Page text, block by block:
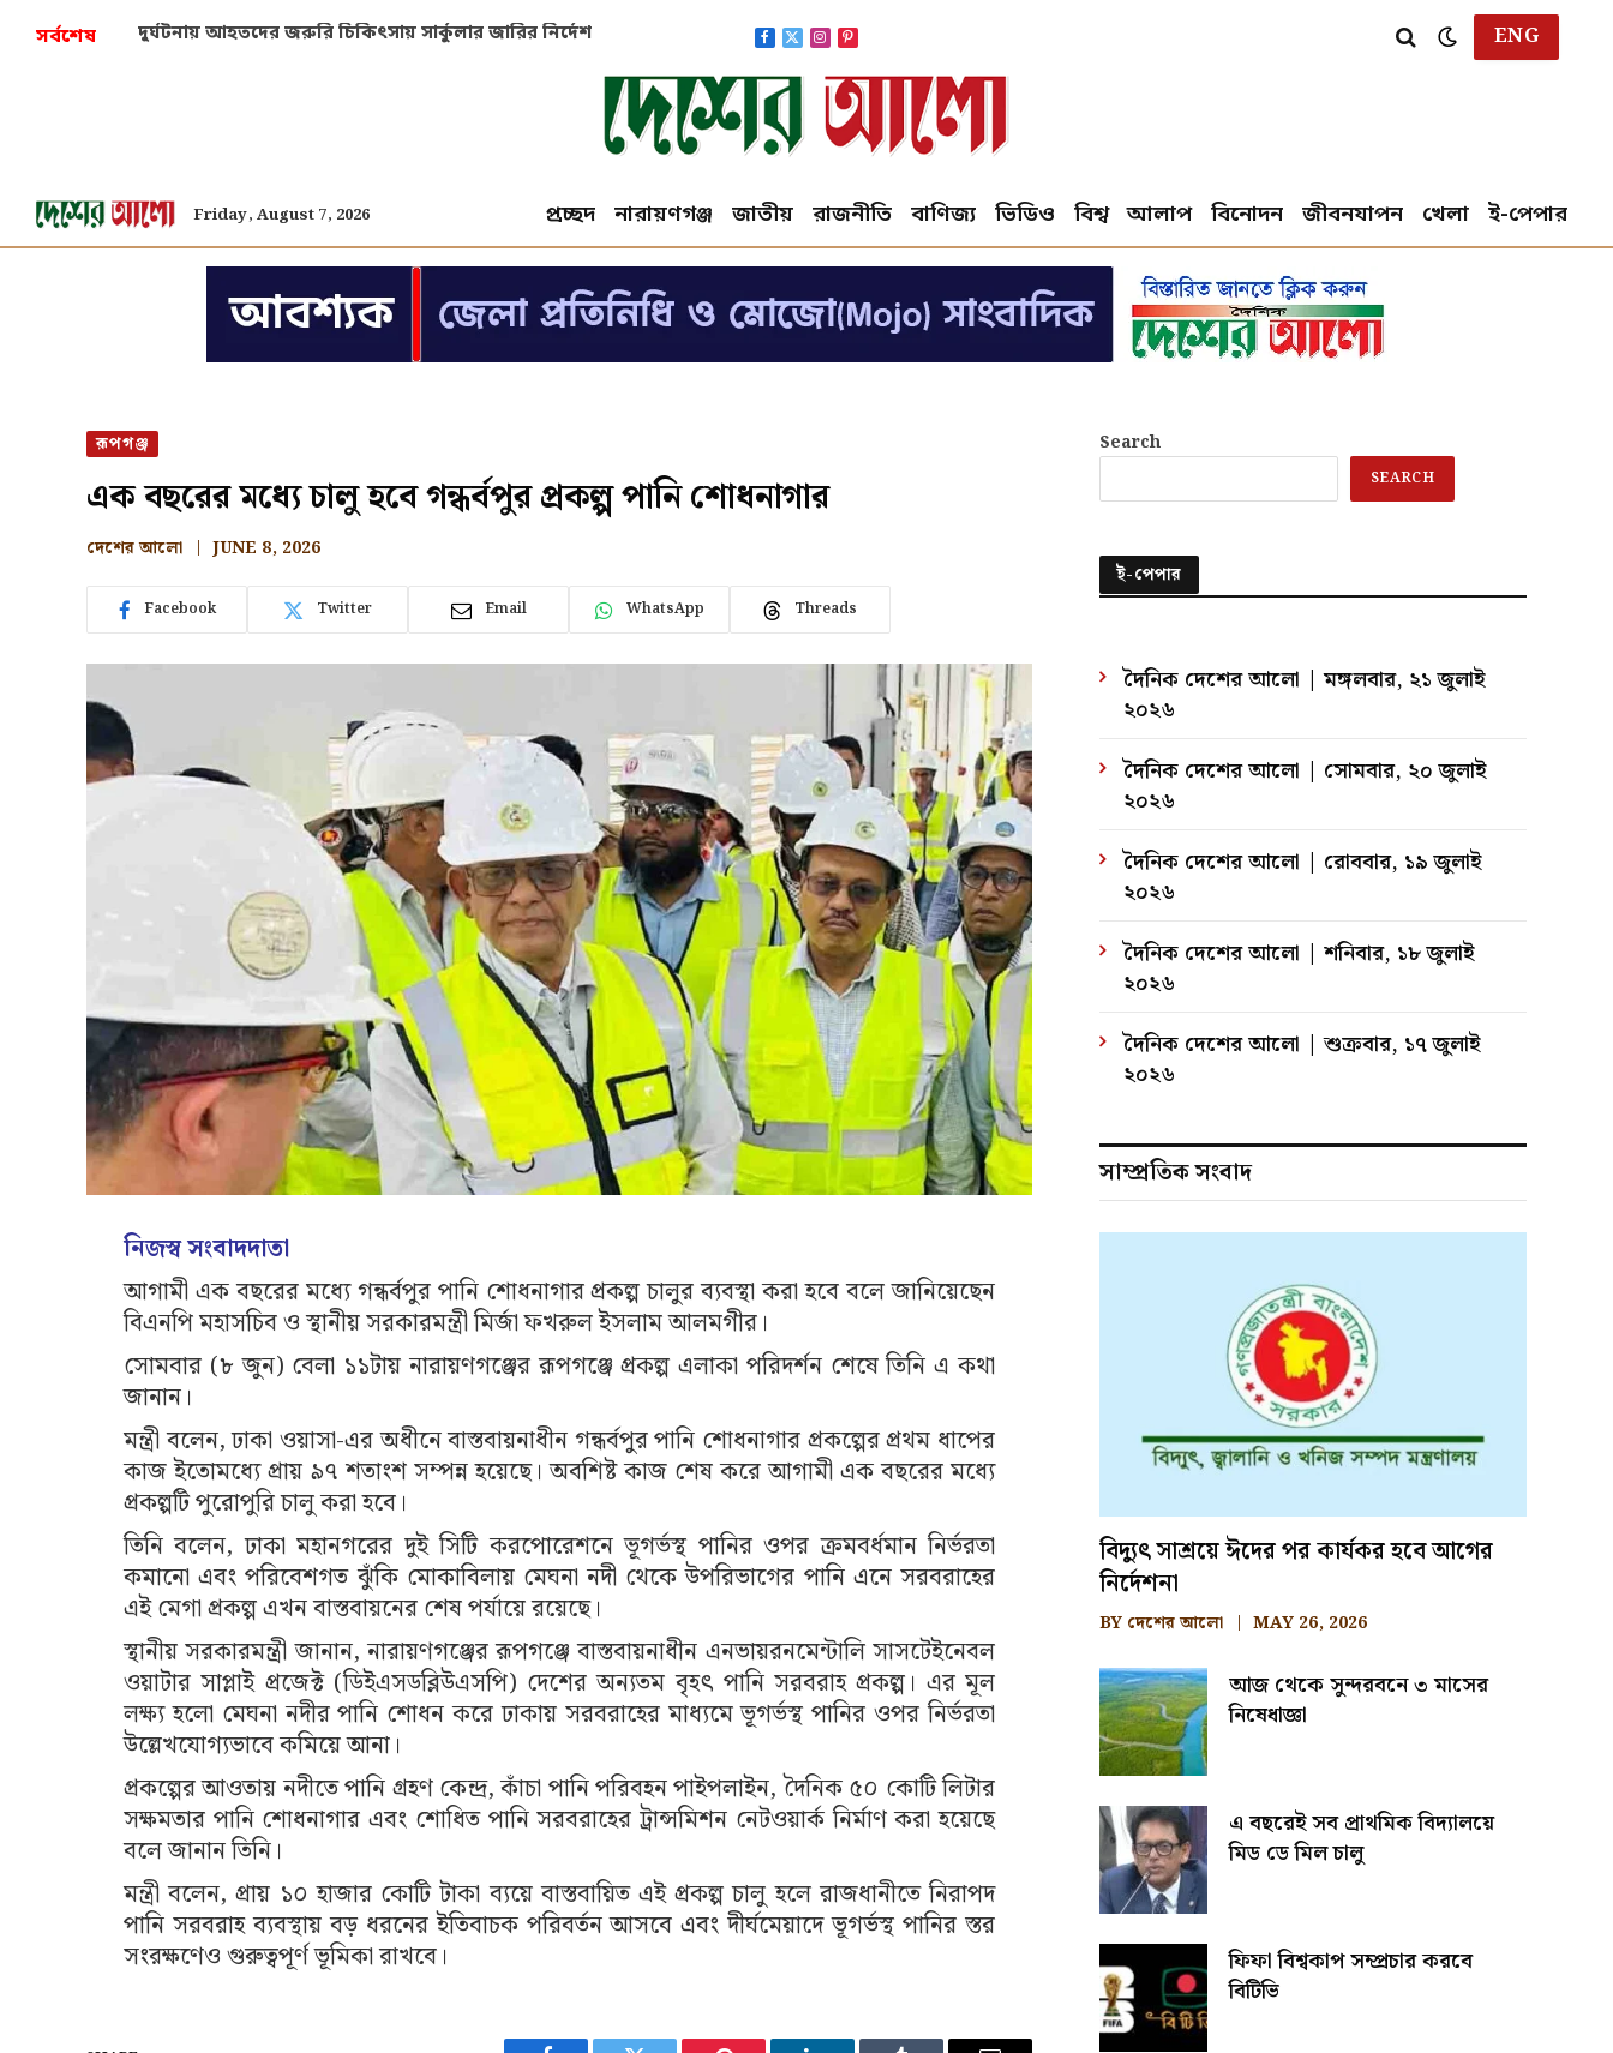
সর্বশেষ দুর্ঘটনায় আহতদের জরুরি চিকিৎসায় সার্কুলার জারির নির্দেশ
Facebook
X
(Twitter)
Instagram
Pinterest ENG
Friday, August 7, 2026 প্রচ্ছদ নারায়ণগঞ্জ জাতীয় রাজনীতি বাণিজ্য ভিডিও বিশ্ব আলাপ বিনোদন জীবনযাপন খেলা ই-পেপার
রূপগঞ্জ
এক বছরের মধ্যে চালু হবে গন্ধর্বপুর প্রকল্প পানি শোধনাগার
দেশের আলো JUNE 8, 2026
Facebook Twitter Email WhatsApp Threads
নিজস্ব সংবাদদাতা
আগামী এক বছরের মধ্যে গন্ধর্বপুর পানি শোধনাগার প্রকল্প চালুর ব্যবস্থা করা হবে বলে জানিয়েছেন
বিএনপি মহাসচিব ও স্থানীয় সরকারমন্ত্রী মির্জা ফখরুল ইসলাম আলমগীর।
সোমবার (৮ জুন) বেলা ১১টায় নারায়ণগঞ্জের রূপগঞ্জে প্রকল্প এলাকা পরিদর্শন শেষে তিনি এ কথা
জানান।
মন্ত্রী বলেন, ঢাকা ওয়াসা-এর অধীনে বাস্তবায়নাধীন গন্ধর্বপুর পানি শোধনাগার প্রকল্পের প্রথম ধাপের
কাজ ইতোমধ্যে প্রায় ৯৭ শতাংশ সম্পন্ন হয়েছে। অবশিষ্ট কাজ শেষ করে আগামী এক বছরের মধ্যে
প্রকল্পটি পুরোপুরি চালু করা হবে।
তিনি বলেন, ঢাকা মহানগরের দুই সিটি করপোরেশনে ভূগর্ভস্থ পানির ওপর ক্রমবর্ধমান নির্ভরতা
কমানো এবং পরিবেশগত ঝুঁকি মোকাবিলায় মেঘনা নদী থেকে উপরিভাগের পানি এনে সরবরাহের
এই মেগা প্রকল্প এখন বাস্তবায়নের শেষ পর্যায়ে রয়েছে।
স্থানীয় সরকারমন্ত্রী জানান, নারায়ণগঞ্জের রূপগঞ্জে বাস্তবায়নাধীন এনভায়রনমেন্টালি সাসটেইনেবল
ওয়াটার সাপ্লাই প্রজেক্ট (ডিইএসডব্লিউএসপি) দেশের অন্যতম বৃহৎ পানি সরবরাহ প্রকল্প। এর মূল
লক্ষ্য হলো মেঘনা নদীর পানি শোধন করে ঢাকায় সরবরাহের মাধ্যমে ভূগর্ভস্থ পানির ওপর নির্ভরতা
উল্লেখযোগ্যভাবে কমিয়ে আনা।
প্রকল্পের আওতায় নদীতে পানি গ্রহণ কেন্দ্র, কাঁচা পানি পরিবহন পাইপলাইন, দৈনিক ৫০ কোটি লিটার
সক্ষমতার পানি শোধনাগার এবং শোধিত পানি সরবরাহের ট্রান্সমিশন নেটওয়ার্ক নির্মাণ করা হয়েছে
বলে জানান তিনি।
মন্ত্রী বলেন, প্রায় ১০ হাজার কোটি টাকা ব্যয়ে বাস্তবায়িত এই প্রকল্প চালু হলে রাজধানীতে নিরাপদ
পানি সরবরাহ ব্যবস্থায় বড় ধরনের ইতিবাচক পরিবর্তন আসবে এবং দীর্ঘমেয়াদে ভূগর্ভস্থ পানির স্তর
সংরক্ষণেও গুরুত্বপূর্ণ ভূমিকা রাখবে।
Search
SEARCH
ই-পেপার
দৈনিক দেশের আলো | মঙ্গলবার, ২১ জুলাই
২০২৬
দৈনিক দেশের আলো | সোমবার, ২০ জুলাই
২০২৬
দৈনিক দেশের আলো | রোববার, ১৯ জুলাই
২০২৬
দৈনিক দেশের আলো | শনিবার, ১৮ জুলাই
২০২৬
দৈনিক দেশের আলো | শুক্রবার, ১৭ জুলাই
২০২৬
সাম্প্রতিক সংবাদ
বিদ্যুৎ সাশ্রয়ে ঈদের পর কার্যকর হবে আগের
নির্দেশনা
BY দেশের আলো MAY 26, 2026
আজ থেকে সুন্দরবনে ৩ মাসের
নিষেধাজ্ঞা
এ বছরেই সব প্রাথমিক বিদ্যালয়ে
মিড ডে মিল চালু
ফিফা বিশ্বকাপ সম্প্রচার করবে
বিটিভি